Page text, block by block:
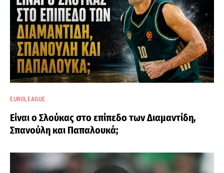
EUROLEAGUE
Είναι ο Σλούκας στο επίπεδο των Διαμαντίδη,
Σπανούλη και Παπαλουκά;